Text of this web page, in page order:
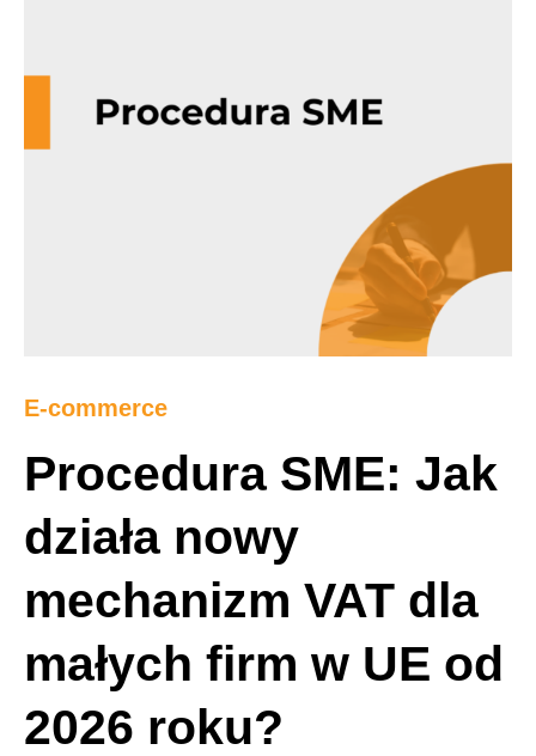
E-commerce
Procedura SME: Jak
działa nowy
mechanizm VAT dla
małych firm w UE od
2026 roku?